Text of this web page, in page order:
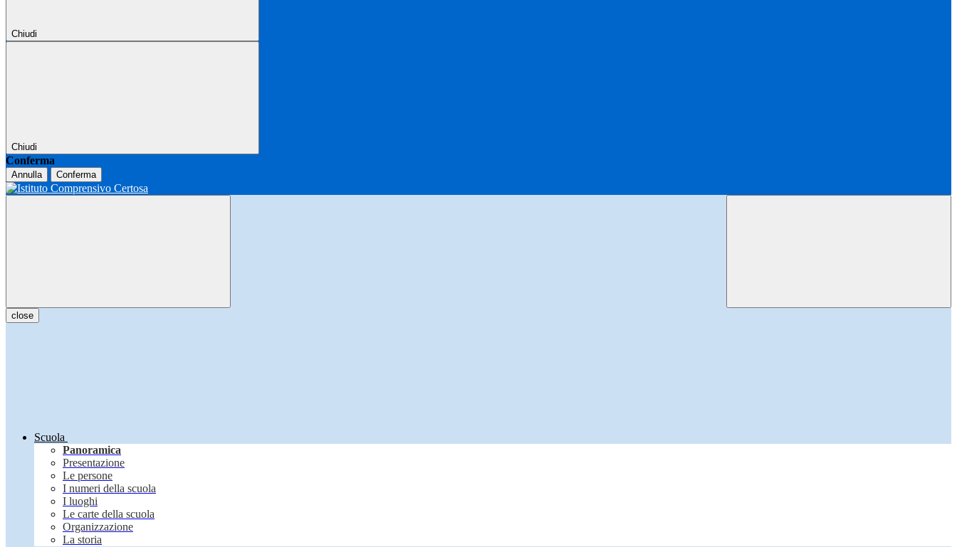
Chiudi
Chiudi
Conferma
Annulla Conferma
close
Scuola
Panoramica
Presentazione
Le persone
I numeri della scuola
I luoghi
Le carte della scuola
Organizzazione
La storia